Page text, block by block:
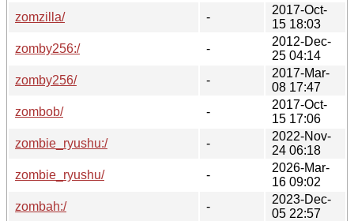
zomzilla/
-
2017-Oct-
15 18:03
zomby256:/
-
2012-Dec-
25 04:14
zomby256/
-
2017-Mar-
08 17:47
zombob/
-
2017-Oct-
15 17:06
zombie_ryushu:/
-
2022-Nov-
24 06:18
zombie_ryushu/
-
2026-Mar-
16 09:02
zombah:/
-
2023-Dec-
05 22:57